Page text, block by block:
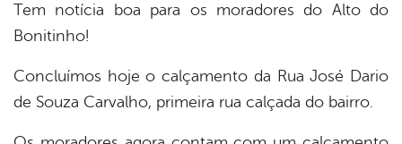
Tem notícia boa para os moradores do Alto do
Bonitinho!
Concluímos hoje o calçamento da Rua José Dario
de Souza Carvalho, primeira rua calçada do bairro.